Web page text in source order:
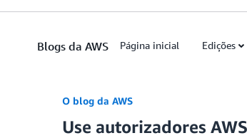
Blogs da AWS Página inicial Edições
O blog da AWS
Use autorizadores